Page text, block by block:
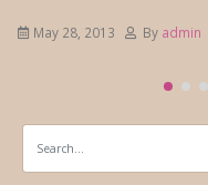
May 28, 2013 By admin